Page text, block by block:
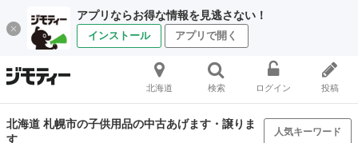
アプリならお得な情報を見逃さない！
インストール アプリで開く
北海道 検索 ログイン 投稿
北海道 札幌市の子供用品の中古あげます・譲りま
す
人気キーワード